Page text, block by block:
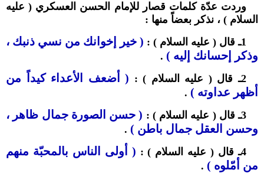
وردت عدّة كلمات قصار للإمام الحسن العسكري ( عليه
السلام ) ، نذكر بعضاً منها :
1ـ قال ( عليه السلام ) :
( خير إخوانك من نسي ذنبك ،
وذكر إحسانك إليه ) .
2ـ قال ( عليه السلام ) :
( أضعف الأعداء كيداً من
أظهر عداوته ) .
3ـ قال ( عليه السلام ) :
( حسن الصورة جمال ظاهر ،
وحسن العقل جمال باطن ) .
4ـ قال ( عليه السلام ) :
( أولى الناس بالمحبّة منهم
من أمّلوه ) .